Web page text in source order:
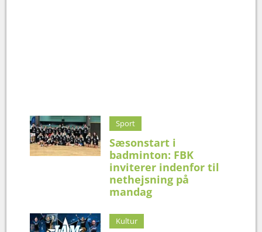
Sport
Sæsonstart i
badminton: FBK
inviterer indenfor til
nethejsning på
mandag
Kultur